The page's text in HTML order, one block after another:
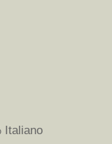
Italiano